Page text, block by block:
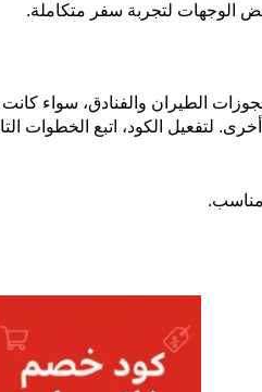
الوجهات لتجربة سفر متكاملة.
الطيران والفنادق، سواء كانت
لتفعيل الكود، اتبع الخطوات
مناسب.